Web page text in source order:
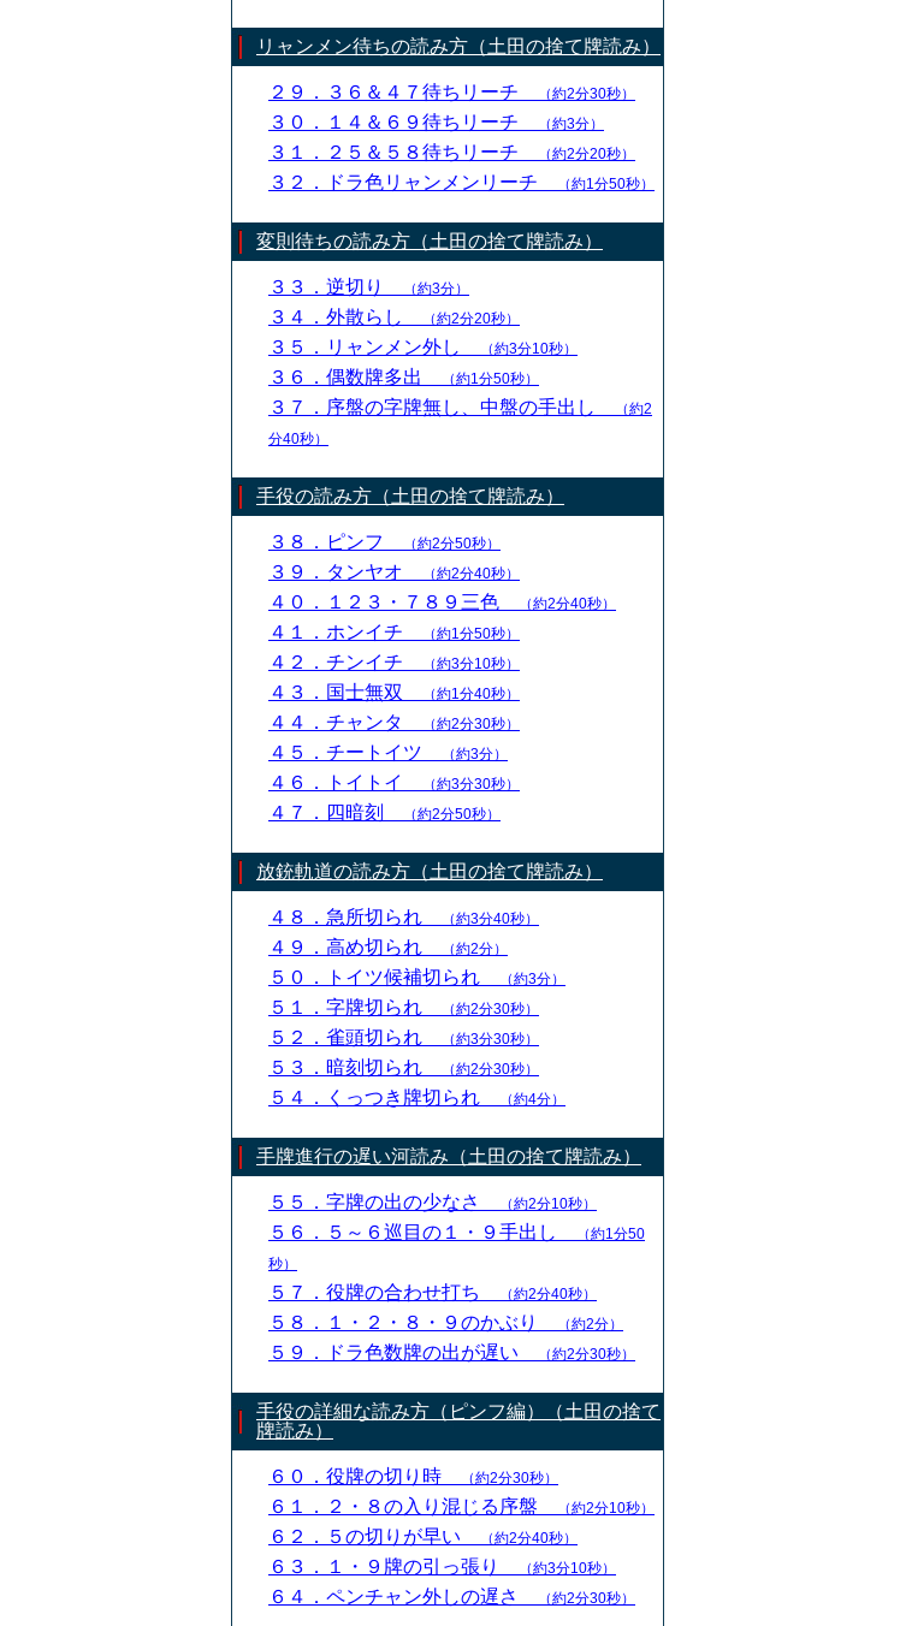
リャンメン待ちの読み方（土田の捨て牌読み）
２９．３６＆４７待ちリーチ （約2分30秒）
３０．１４＆６９待ちリーチ （約3分）
３１．２５＆５８待ちリーチ （約2分20秒）
３２．ドラ色リャンメンリーチ （約1分50秒）
変則待ちの読み方（土田の捨て牌読み）
３３．逆切り （約3分）
３４．外散らし （約2分20秒）
３５．リャンメン外し （約3分10秒）
３６．偶数牌多出 （約1分50秒）
３７．序盤の字牌無し、中盤の手出し
（約2
分40秒）
手役の読み方（土田の捨て牌読み）
３８．ピンフ （約2分50秒）
３９．タンヤオ （約2分40秒）
４０．１２３・７８９三色 （約2分40秒）
４１．ホンイチ （約1分50秒）
４２．チンイチ （約3分10秒）
４３．国士無双 （約1分40秒）
４４．チャンタ （約2分30秒）
４５．チートイツ （約3分）
４６．トイトイ （約3分30秒）
４７．四暗刻 （約2分50秒）
放銃軌道の読み方（土田の捨て牌読み）
４８．急所切られ （約3分40秒）
４９．高め切られ （約2分）
５０．トイツ候補切られ （約3分）
５１．字牌切られ （約2分30秒）
５２．雀頭切られ （約3分30秒）
５３．暗刻切られ （約2分30秒）
５４．くっつき牌切られ （約4分）
手牌進行の遅い河読み（土田の捨て牌読み）
５５．字牌の出の少なさ （約2分10秒）
５６．５～６巡目の１・９手出し
（約1分50
秒）
５７．役牌の合わせ打ち （約2分40秒）
５８．１・２・８・９のかぶり （約2分）
５９．ドラ色数牌の出が遅い （約2分30秒）
手役の詳細な読み方（ピンフ編）（土田の捨て
牌読み）
６０．役牌の切り時 （約2分30秒）
６１．２・８の入り混じる序盤 （約2分10秒）
６２．５の切りが早い （約2分40秒）
６３．１・９牌の引っ張り （約3分10秒）
６４．ペンチャン外しの遅さ （約2分30秒）